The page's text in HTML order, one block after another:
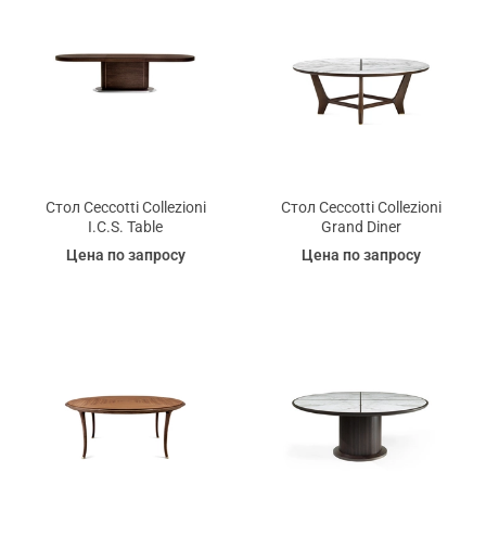
Стол Ceccotti Collezioni
I.C.S. Table
Цена по запросу
Стол Ceccotti Collezioni
Grand Diner
Цена по запросу